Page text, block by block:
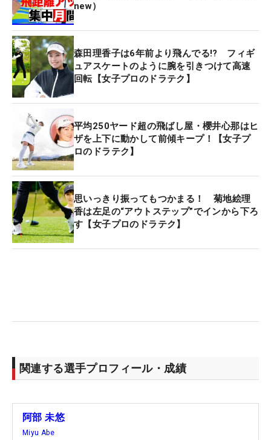
new）
森田理香子は6年前より飛んでる!? フィギ
ュアスケートのように腕を引きつけて高速
回転【女子プロのドラテク】
平均250ヤード超の飛ばし屋・櫻井心那はヒ
ザを上下に動かして前傾キープ！【女子プ
ロのドラテク】
思いっきり振ってもつかまる！ 菊地絵理
香は左足の“アウトステップ”でインから下ろ
す【女子プロのドラテク】
関連する選手プロフィール・成績
阿部 未悠
Miyu Abe